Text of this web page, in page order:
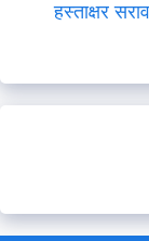
हस्ताक्षर सराव